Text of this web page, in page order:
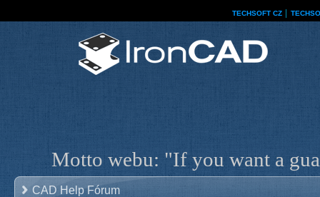
TECHSOFT CZ
Motto webu: "If you want a
CAD Help Fórum